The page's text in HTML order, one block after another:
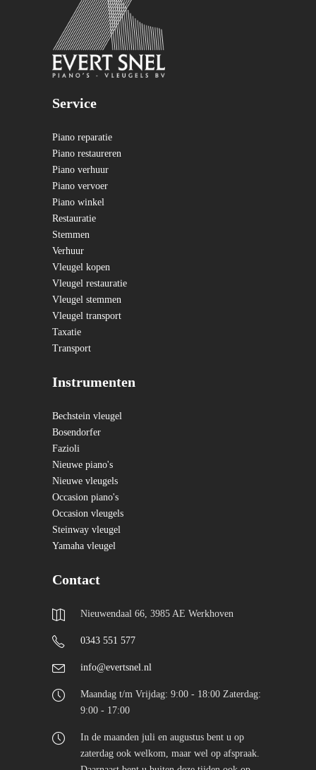
Service
Piano reparatie
Piano restaureren
Piano verhuur
Piano vervoer
Piano winkel
Restauratie
Stemmen
Verhuur
Vleugel kopen
Vleugel restauratie
Vleugel stemmen
Vleugel transport
Taxatie
Transport
Instrumenten
Bechstein vleugel
Bosendorfer
Fazioli
Nieuwe piano's
Nieuwe vleugels
Occasion piano's
Occasion vleugels
Steinway vleugel
Yamaha vleugel
Contact
Nieuwendaal 66, 3985 AE Werkhoven
0343 551 577
info@evertsnel.nl
Maandag t/m Vrijdag: 9:00 - 18:00 Zaterdag:
9:00 - 17:00
In de maanden juli en augustus bent u op
zaterdag ook welkom, maar wel op afspraak.